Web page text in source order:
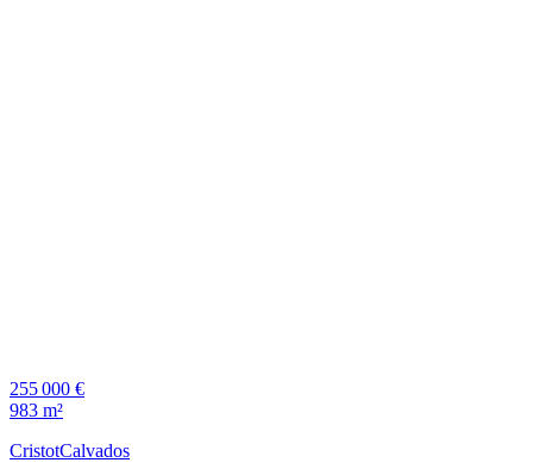
255 000 €
983 m²
CristotCalvados